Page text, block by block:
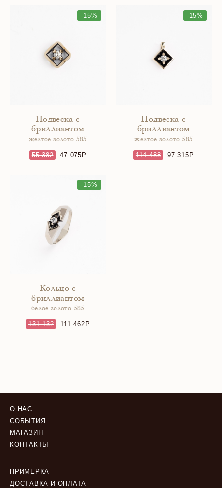
-15%
Подвеска с
бриллиантом
желтое золото 585
55 382 47 075
-15%
Подвеска с
бриллиантом
желтое золото 585
114 488 97 315
-15%
Кольцо с
бриллиантом
белое золото 585
131 132 111 462
О НАС
СОБЫТИЯ
МАГАЗИН
КОНТАКТЫ
ПРИМЕРКА
ДОСТАВКА И ОПЛАТА